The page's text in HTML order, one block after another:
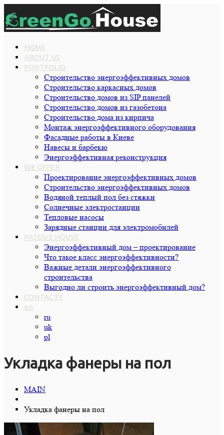
HOME
ABOUT US
PORTFOLIO
Строительство энергоэффективных домов
Строительство каркасных домов
Строительство домов из SIP панелей
Строительство домов из газобетона
Строительство дома из кирпича
Монтаж энергоэффективного оборудования
Фасадные работы в Киеве
Навесы и барбекю
Энергоэффективная реконструкция
WE OFFER
Проектирование энергоэффективных домов
Строительство энергоэффективных домов
Водяной теплый пол без стяжки
Cолнечные электростанции
Тепловые насосы
Зарядные станции для электромобилей
PASSIVE HOUSE
Энергоэффективный дом – проектирование
Что такое класс энергоэффективности?
Важные детали энергоэффективного
строительства
Выгодно ли строить энергоэффективный дом?
CONTACTS
en
ru
uk
pl
Укладка фанеры на пол
MAIN
Укладка фанеры на пол